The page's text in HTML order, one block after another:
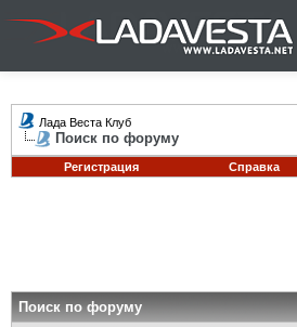
Лада Веста Клуб
Поиск по форуму
Регистрация Справка
Поиск по форуму